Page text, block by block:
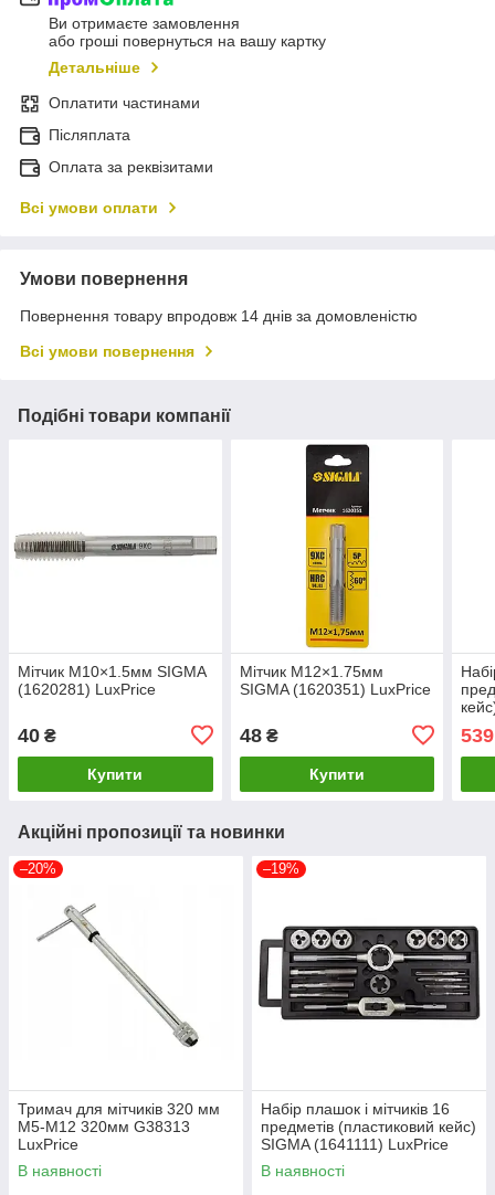
Ви отримаєте замовлення
або гроші повернуться на вашу картку
Детальніше
Оплатити частинами
Післяплата
Оплата за реквізитами
Всі умови оплати
Умови повернення
Повернення товару впродовж 14 днів за домовленістю
Всі умови повернення
Подібні товари компанії
Мітчик М10×1.5мм SIGMA
(1620281) LuxPrice
40 ₴
Купити
Мітчик М12×1.75мм
SIGMA (1620351) LuxPrice
48₴
Купити
539
Акційні пропозиції та новинки
–20%
Тримач для мітчиків 320 мм
M5-M12 320мм G38313
LuxPrice
В наявності
–19%
Набір плашок і мітчиків 16
предметів (пластиковий кейс)
SIGMA (1641111) LuxPrice
В наявності